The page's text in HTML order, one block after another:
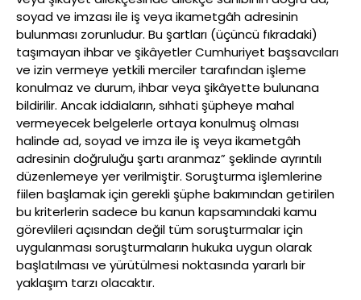
soyad ve imzası ile iş veya ikametgâh adresinin
bulunması zorunludur. Bu şartları (üçüncü fıkradaki)
taşımayan ihbar ve şikâyetler Cumhuriyet başsavcıları
ve izin vermeye yetkili merciler tarafından işleme
konulmaz ve durum, ihbar veya şikâyette bulunana
bildirilir. Ancak iddiaların, sıhhati şüpheye mahal
vermeyecek belgelerle ortaya konulmuş olması
halinde ad, soyad ve imza ile iş veya ikametgâh
adresinin doğruluğu şartı aranmaz” şeklinde ayrıntılı
düzenlemeye yer verilmiştir. Soruşturma işlemlerine
fiilen başlamak için gerekli şüphe bakımından getirilen
bu kriterlerin sadece bu kanun kapsamındaki kamu
görevlileri açısından değil tüm soruşturmalar için
uygulanması soruşturmaların hukuka uygun olarak
başlatılması ve yürütülmesi noktasında yararlı bir
yaklaşım tarzı olacaktır.